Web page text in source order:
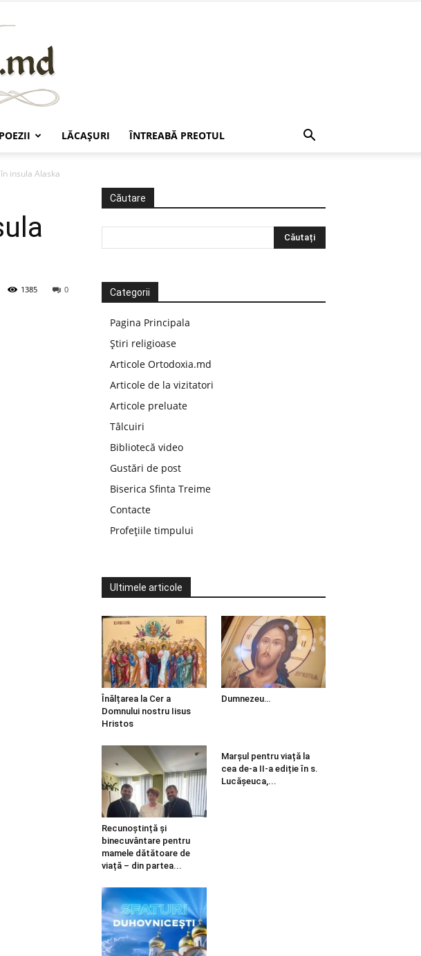
POEZII LĂCAŞURI ÎNTREABĂ PREOTUL
insula Alaska
0
1385
Căutare
Categorii
Pagina Principala
Știri religioase
Articole Ortodoxia.md
Articole de la vizitatori
Articole preluate
Tâlcuiri
Bibliotecă video
Gustări de post
Biserica Sfinta Treime
Contacte
Profețiile timpului
Ultimele articole
Înălțarea la Cer a
Domnului nostru Iisus
Hristos
Dumnezeu…
Recunoștință și
binecuvântare pentru
mamele dătătoare de
viață – din partea...
Marșul pentru viață la
cea de-a II-a ediție în s.
Lucășeuca,...